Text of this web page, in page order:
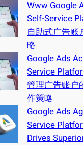
Www Google
Self-Service
自助式广告账
略
Google Ads
Service
管理广告账户
作策略
Google Ads
Service
Drives